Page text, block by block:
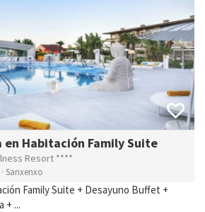
en Habitación Family Suite
Resort ****
Sanxenxo
Family Suite + Desayuno Buffet +
+ ...